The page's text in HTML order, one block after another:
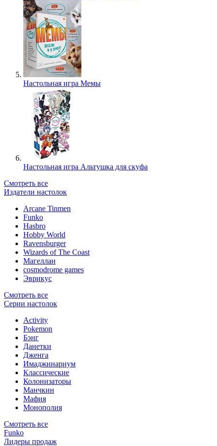
Настольная игра Мемы
Настольная игра Альтушка для скуфа
Смотреть все
Издатели настолок
Arcane Tinmen
Funko
Hasbro
Hobby World
Ravensburger
Wizards of The Coast
Магеллан
сosmodrome games
Эврикус
Смотреть все
Серии настолок
Activity
Pokemon
Бэнг
Данетки
Дженга
Имаджинариум
Классические
Колонизаторы
Манчкин
Мафия
Монополия
Смотреть все
Funko
Лидеры продаж